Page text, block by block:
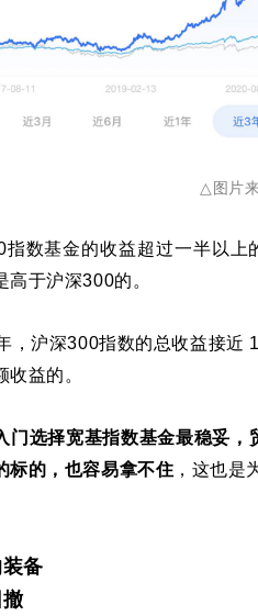
△ 图片
指数基金的收益超过一半以
高于沪深300的。
，沪深300指数的总收益接近
收益的。
门选择宽基指数基金最稳妥
标的，也容易拿不住 ，这也是
备